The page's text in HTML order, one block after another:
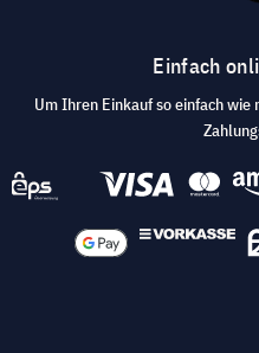
Einfach
Um Ihren Einkauf so einfach